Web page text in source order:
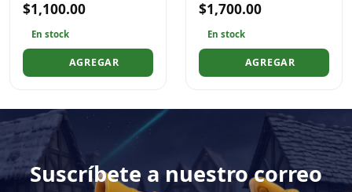
$1,100.00
En stock
AGREGAR
$1,700.00
En stock
AGREGAR
Suscríbete a nuestro correo